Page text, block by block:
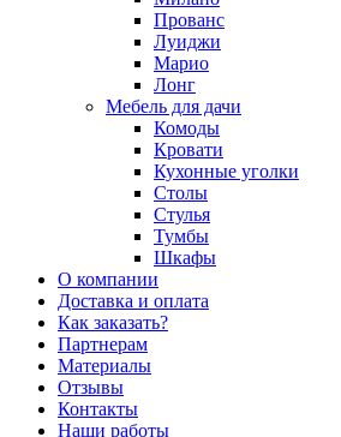
Прованс
Луиджи
Марио
Лонг
Мебель для дачи
Комоды
Кровати
Кухонные уголки
Столы
Стулья
Тумбы
Шкафы
О компании
Доставка и оплата
Как заказать?
Партнерам
Материалы
Отзывы
Контакты
Наши работы